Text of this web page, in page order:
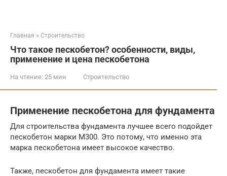
Главная » Строительство
Что такое пескобетон? особенности, виды,
применение и цена пескобетона
На чтение: 25 мин Строительство
Применение пескобетона для фундамента
Для строительства фундамента лучшее всего подойдет
пескобетон марки М300. Это потому, что именно эта
марка пескобетона имеет высокое качество.
Также, пескобетон для фундамента имеет такие